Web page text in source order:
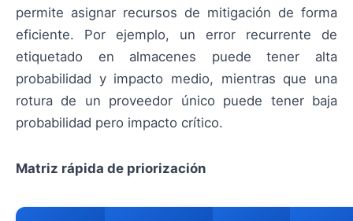
permite asignar recursos de mitigación de forma
eficiente. Por ejemplo, un error recurrente de
etiquetado en almacenes puede tener alta
probabilidad y impacto medio, mientras que una
rotura de un proveedor único puede tener baja
probabilidad pero impacto crítico.
Matriz rápida de priorización